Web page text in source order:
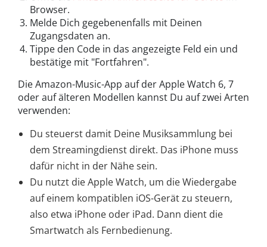
Browser.
Melde Dich gegebenenfalls mit Deinen
Zugangsdaten an.
Tippe den Code in das angezeigte Feld ein und
bestätige mit "Fortfahren".
Die Amazon-Music-App auf der Apple Watch 6, 7
oder auf älteren Modellen kannst Du auf zwei Arten
verwenden:
Du steuerst damit Deine Musiksammlung bei
dem Streamingdienst direkt. Das iPhone muss
dafür nicht in der Nähe sein.
Du nutzt die Apple Watch, um die Wiedergabe
auf einem kompatiblen iOS-Gerät zu steuern,
also etwa iPhone oder iPad. Dann dient die
Smartwatch als Fernbedienung.